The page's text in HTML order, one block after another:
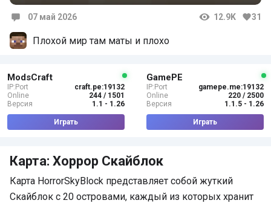
07 май 2026 12.9K 31
Плохой мир там маты и плохо
ModsCraft
IP:Port
craft.pe:19132
Online
244 / 1501
Версия
1.1 - 1.26
Играть
GamePE
IP:Port
gamepe.me:19132
Online
220 / 2500
Версия
1.1.5 - 1.26
Играть
Карта: Хоррор Скайблок
Карта HorrorSkyBlock представляет собой жуткий
Скайблок с 20 островами, каждый из которых хранит